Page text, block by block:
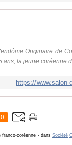
Originaire de
ans, la jeune coréenne
https://
0
franco-coréenne - dans Société